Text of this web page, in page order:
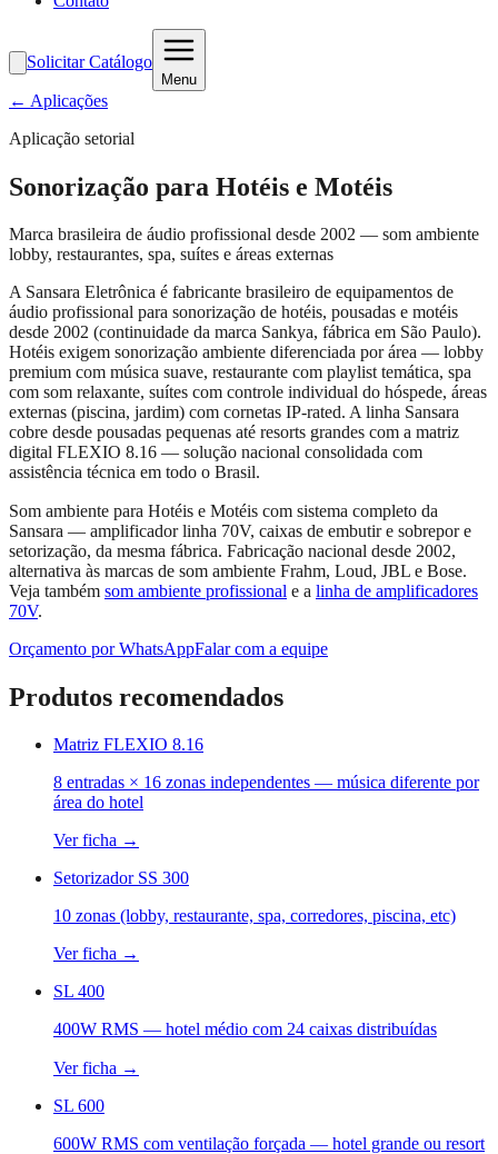
Solicitar Catálogo
Menu
← Aplicações
Aplicação setorial
Sonorização para Hotéis e Motéis
Marca brasileira de áudio profissional desde 2002 — som ambiente
lobby, restaurantes, spa, suítes e áreas externas
A Sansara Eletrônica é fabricante brasileiro de equipamentos de
áudio profissional para sonorização de hotéis, pousadas e motéis
desde 2002 (continuidade da marca Sankya, fábrica em São Paulo).
Hotéis exigem sonorização ambiente diferenciada por área — lobby
premium com música suave, restaurante com playlist temática, spa
com som relaxante, suítes com controle individual do hóspede, áreas
externas (piscina, jardim) com cornetas IP-rated. A linha Sansara
cobre desde pousadas pequenas até resorts grandes com a matriz
digital FLEXIO 8.16 — solução nacional consolidada com
assistência técnica em todo o Brasil.
Som ambiente para Hotéis e Motéis com sistema completo da
Sansara — amplificador linha 70V, caixas de embutir e sobrepor e
setorização, da mesma fábrica. Fabricação nacional desde 2002,
alternativa às marcas de som ambiente Frahm, Loud, JBL e Bose.
Veja também som ambiente profissional e a linha de amplificadores
70V.
Orçamento por WhatsAppFalar com a equipe
Produtos recomendados
Matriz FLEXIO 8.16
8 entradas × 16 zonas independentes — música diferente por
área do hotel
Ver ficha →
Setorizador SS 300
10 zonas (lobby, restaurante, spa, corredores, piscina, etc)
Ver ficha →
SL 400
400W RMS — hotel médio com 24 caixas distribuídas
Ver ficha →
SL 600
600W RMS com ventilação forçada — hotel grande ou resort